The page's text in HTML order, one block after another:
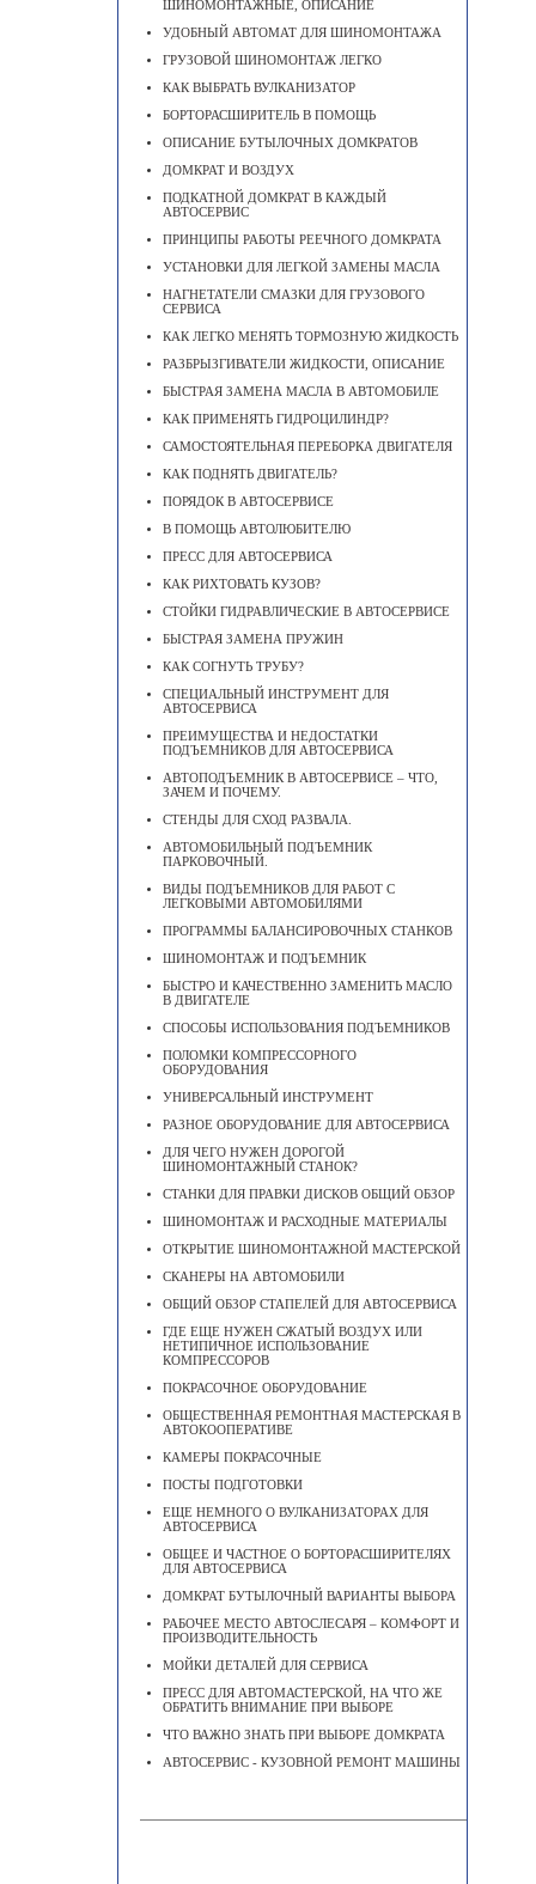
ШИНОМОНТАЖНЫЕ, ОПИСАНИЕ
УДОБНЫЙ АВТОМАТ ДЛЯ ШИНОМОНТАЖА
ГРУЗОВОЙ ШИНОМОНТАЖ ЛЕГКО
КАК ВЫБРАТЬ ВУЛКАНИЗАТОР
БОРТОРАСШИРИТЕЛЬ В ПОМОЩЬ
ОПИСАНИЕ БУТЫЛОЧНЫХ ДОМКРАТОВ
ДОМКРАТ И ВОЗДУХ
ПОДКАТНОЙ ДОМКРАТ В КАЖДЫЙ
АВТОСЕРВИС
ПРИНЦИПЫ РАБОТЫ РЕЕЧНОГО ДОМКРАТА
УСТАНОВКИ ДЛЯ ЛЕГКОЙ ЗАМЕНЫ МАСЛА
НАГНЕТАТЕЛИ СМАЗКИ ДЛЯ ГРУЗОВОГО
СЕРВИСА
КАК ЛЕГКО МЕНЯТЬ ТОРМОЗНУЮ ЖИДКОСТЬ
РАЗБРЫЗГИВАТЕЛИ ЖИДКОСТИ, ОПИСАНИЕ
БЫСТРАЯ ЗАМЕНА МАСЛА В АВТОМОБИЛЕ
КАК ПРИМЕНЯТЬ ГИДРОЦИЛИНДР?
САМОСТОЯТЕЛЬНАЯ ПЕРЕБОРКА ДВИГАТЕЛЯ
КАК ПОДНЯТЬ ДВИГАТЕЛЬ?
ПОРЯДОК В АВТОСЕРВИСЕ
В ПОМОЩЬ АВТОЛЮБИТЕЛЮ
ПРЕСС ДЛЯ АВТОСЕРВИСА
КАК РИХТОВАТЬ КУЗОВ?
СТОЙКИ ГИДРАВЛИЧЕСКИЕ В АВТОСЕРВИСЕ
БЫСТРАЯ ЗАМЕНА ПРУЖИН
КАК СОГНУТЬ ТРУБУ?
СПЕЦИАЛЬНЫЙ ИНСТРУМЕНТ ДЛЯ
АВТОСЕРВИСА
ПРЕИМУЩЕСТВА И НЕДОСТАТКИ
ПОДЪЕМНИКОВ ДЛЯ АВТОСЕРВИСА
АВТОПОДЪЕМНИК В АВТОСЕРВИСЕ – ЧТО,
ЗАЧЕМ И ПОЧЕМУ.
СТЕНДЫ ДЛЯ СХОД РАЗВАЛА.
АВТОМОБИЛЬНЫЙ ПОДЪЕМНИК
ПАРКОВОЧНЫЙ.
ВИДЫ ПОДЪЕМНИКОВ ДЛЯ РАБОТ С
ЛЕГКОВЫМИ АВТОМОБИЛЯМИ
ПРОГРАММЫ БАЛАНСИРОВОЧНЫХ СТАНКОВ
ШИНОМОНТАЖ И ПОДЪЕМНИК
БЫСТРО И КАЧЕСТВЕННО ЗАМЕНИТЬ МАСЛО
В ДВИГАТЕЛЕ
CПОСОБЫ ИСПОЛЬЗОВАНИЯ ПОДЪЕМНИКОВ
ПОЛОМКИ КОМПРЕССОРНОГО
ОБОРУДОВАНИЯ
УНИВЕРСАЛЬНЫЙ ИНСТРУМЕНТ
РАЗНОЕ ОБОРУДОВАНИЕ ДЛЯ АВТОСЕРВИСА
ДЛЯ ЧЕГО НУЖЕН ДОРОГОЙ
ШИНОМОНТАЖНЫЙ СТАНОК?
СТАНКИ ДЛЯ ПРАВКИ ДИСКОВ ОБЩИЙ ОБЗОР
ШИНОМОНТАЖ И РАСХОДНЫЕ МАТЕРИАЛЫ
ОТКРЫТИЕ ШИНОМОНТАЖНОЙ МАСТЕРСКОЙ
СКАНЕРЫ НА АВТОМОБИЛИ
ОБЩИЙ ОБЗОР СТАПЕЛЕЙ ДЛЯ АВТОСЕРВИСА
ГДЕ ЕЩЕ НУЖЕН СЖАТЫЙ ВОЗДУХ ИЛИ
НЕТИПИЧНОЕ ИСПОЛЬЗОВАНИЕ
КОМПРЕССОРОВ
ПОКРАСОЧНОЕ ОБОРУДОВАНИЕ
ОБЩЕСТВЕННАЯ РЕМОНТНАЯ МАСТЕРСКАЯ В
АВТОКООПЕРАТИВЕ
КАМЕРЫ ПОКРАСОЧНЫЕ
ПОСТЫ ПОДГОТОВКИ
ЕЩЕ НЕМНОГО О ВУЛКАНИЗАТОРАХ ДЛЯ
АВТОСЕРВИСА
ОБЩЕЕ И ЧАСТНОЕ О БОРТОРАСШИРИТЕЛЯХ
ДЛЯ АВТОСЕРВИСА
ДОМКРАТ БУТЫЛОЧНЫЙ ВАРИАНТЫ ВЫБОРА
РАБОЧЕЕ МЕСТО АВТОСЛЕСАРЯ – КОМФОРТ И
ПРОИЗВОДИТЕЛЬНОСТЬ
МОЙКИ ДЕТАЛЕЙ ДЛЯ СЕРВИСА
ПРЕСС ДЛЯ АВТОМАСТЕРСКОЙ, НА ЧТО ЖЕ
ОБРАТИТЬ ВНИМАНИЕ ПРИ ВЫБОРЕ
ЧТО ВАЖНО ЗНАТЬ ПРИ ВЫБОРЕ ДОМКРАТА
АВТОСЕРВИС - КУЗОВНОЙ РЕМОНТ МАШИНЫ